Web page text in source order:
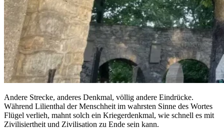
Andere Strecke, anderes Denkmal, völlig andere Eindrücke.
Während Lilienthal der Menschheit im wahrsten Sinne des Wortes
Flügel verlieh, mahnt solch ein Kriegerdenkmal, wie schnell es mit
Zivilisiertheit und Zivilisation zu Ende sein kann.